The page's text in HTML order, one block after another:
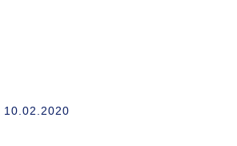
10.02.2020